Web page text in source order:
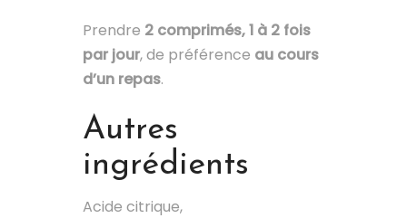
Prendre 2 comprimés, 1 à 2 fois
par jour, de préférence au cours
d’un repas.
Autres
ingrédients
Acide citrique,